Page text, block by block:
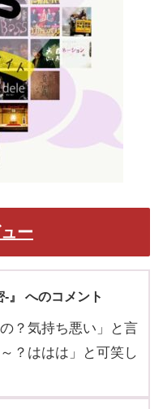
ー
』 へのコメント
？気持ち悪い」と言
？ははは」と可笑し